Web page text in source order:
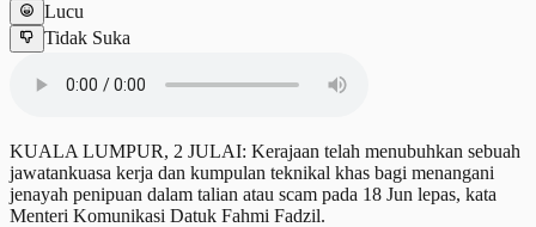
Lucu
Tidak Suka
KUALA LUMPUR, 2 JULAI: Kerajaan telah menubuhkan sebuah
jawatankuasa kerja dan kumpulan teknikal khas bagi menangani
jenayah penipuan dalam talian atau scam pada 18 Jun lepas, kata
Menteri Komunikasi Datuk Fahmi Fadzil.